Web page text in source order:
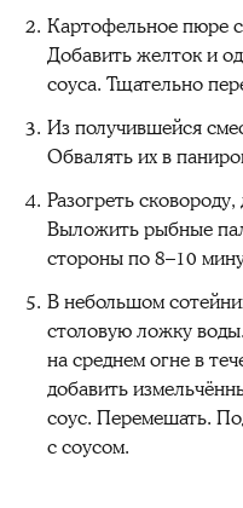
Картофельное пюре
Добавить желток и
соуса. Тщательно
Из получившейся
Обвалять их в
Разогреть
Выложить рыбные
стороны по 8–10
В небольшом
столовую ложку
на среднем огне в
добавить
соус. Перемешать.
с соусом.